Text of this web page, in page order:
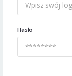
Hasło